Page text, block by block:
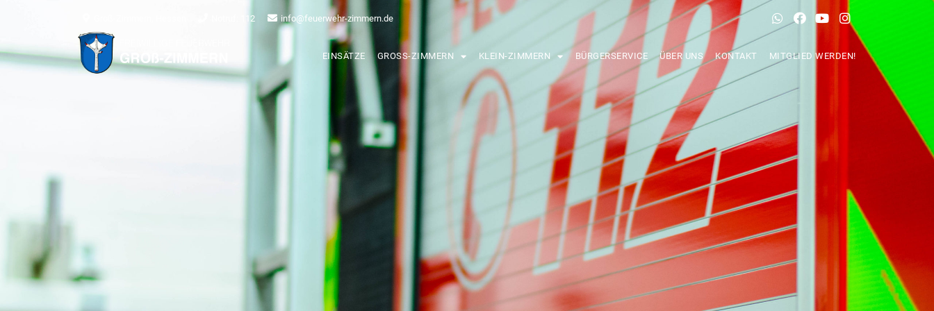
Notruf: 112 info@feuerwehr-zimmern.de
EINSÄTZE GROSS-ZIMMERN KLEIN-ZIMMERN BÜRGERSERVICE ÜBER UNS KONTAKT MITGLIED WERDEN!